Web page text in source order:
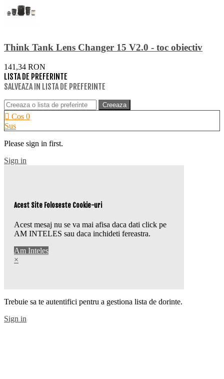
Think Tank Lens Changer 15 V2.0 - toc obiectiv
141,34 RON
LISTA DE PREFERINTE
SALVEAZA IN LISTA DE PREFERINTE
Creeaza
Cos 0
Sus
Please sign in first.
Sign in
Acest Site Foloseste Cookie-uri
Acest mesaj nu se va mai afisa daca dati click pe
AM INTELES sau daca inchideti fereastra.
Am Inteles
×
Trebuie sa te autentifici pentru a gestiona lista de dorinte.
Sign in